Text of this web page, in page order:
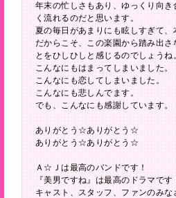
年末の忙しさもあり、ゆっくり向
く流れるのだと思います。
夏の毎日があまりにも眩しすぎて
だからこそ、この楽園から踏み出
とをひしひしと感じるのでしょうね
こんなにもはまってしまいました。
こんなにも恋してしまいました。
こんなにも悲しんでます。
でも、こんなにも感謝しています。
ありがとう☆ありがとう☆
ありがとう☆ありがとう☆
Ａ☆Ｊは最高のバンドです！
『美男ですね』は最高のドラマです
キャスト、スタッフ、ファンのみ